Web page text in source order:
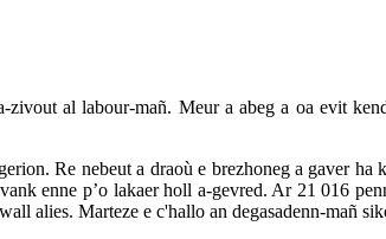
al labour-mañ. Meur a abeg a oa evit
Re nebeut a draoù e brezhoneg a gaver
enne p’o lakaer holl a-gevred. Ar 21 016
alies. Marteze e c'hallo an degasadenn-mañ